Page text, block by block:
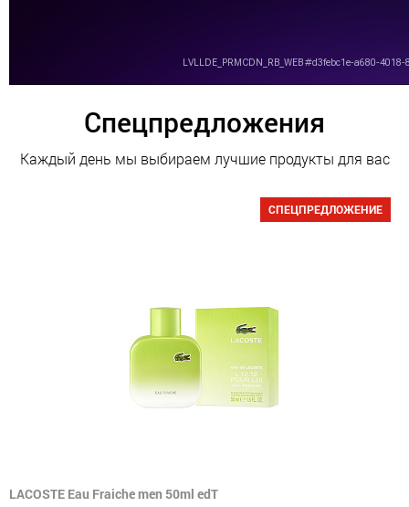
Спецпредложения
Каждый день мы выбираем лучшие продукты для вас
СПЕЦПРЕДЛОЖЕНИЕ
LACOSTE Eau Fraiche men 50ml edT